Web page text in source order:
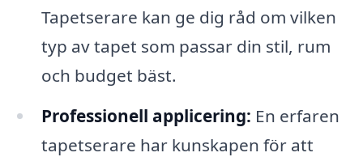
Tapetserare kan ge dig råd om vilken
typ av tapet som passar din stil, rum
och budget bäst.
Professionell applicering: En erfaren
tapetserare har kunskapen för att